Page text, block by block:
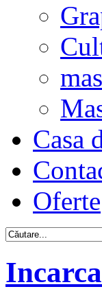
Casa
Oferte